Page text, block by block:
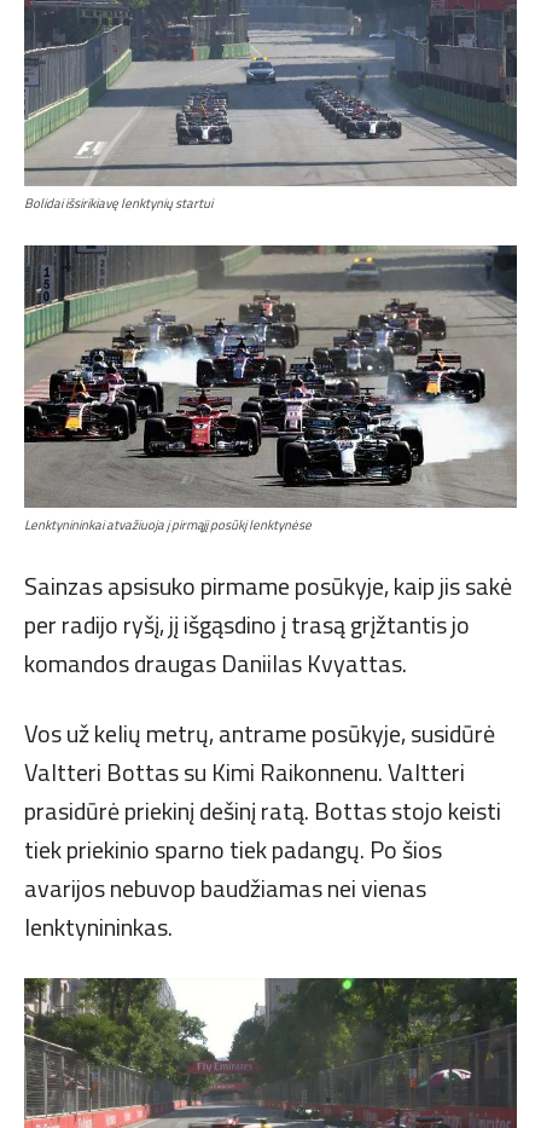
Bolidai išsirikiavę lenktynių startui
Lenktynininkai atvažiuoja į pirmąjį posūkį lenktynėse
Sainzas apsisuko pirmame posūkyje, kaip jis sakė
per radijo ryšį, jį išgąsdino į trasą grįžtantis jo
komandos draugas Daniilas Kvyattas.
Vos už kelių metrų, antrame posūkyje, susidūrė
Valtteri Bottas su Kimi Raikonnenu. Valtteri
prasidūrė priekinį dešinį ratą. Bottas stojo keisti
tiek priekinio sparno tiek padangų. Po šios
avarijos nebuvop baudžiamas nei vienas
lenktynininkas.